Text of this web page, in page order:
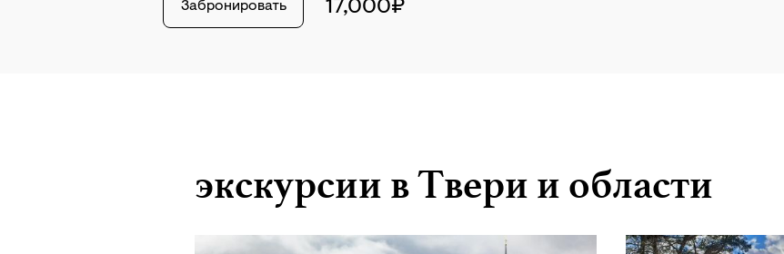
Забронировать 17,000₽
экскурсии в Твери и области